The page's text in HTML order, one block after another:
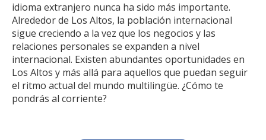
idioma extranjero nunca ha sido más importante.
Alrededor de Los Altos, la población internacional
sigue creciendo a la vez que los negocios y las
relaciones personales se expanden a nivel
internacional. Existen abundantes oportunidades en
Los Altos y más allá para aquellos que puedan seguir
el ritmo actual del mundo multilingüe. ¿Cómo te
pondrás al corriente?